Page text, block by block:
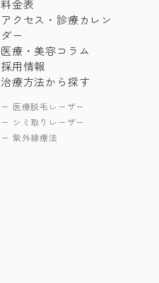
料金表
アクセス・診療カレン
ダー
医療・美容コラム
採用情報
治療方法から探す
医療脱毛レーザー
シミ取りレーザー
紫外線療法